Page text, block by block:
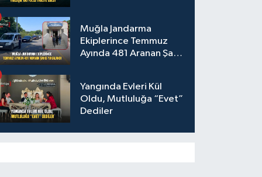
Muğla Jandarma
Ekiplerince Temmuz
Ayında 481 Aranan Şahıs
Yangında Evleri Kül
Oldu, Mutluluğa “Evet”
Dediler